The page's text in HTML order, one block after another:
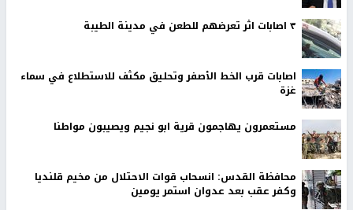
٣ اصابات اثر تعرضهم للطعن في مدينة الطيبة
اصابات قرب الخط الأصفر وتحليق مكثف للاستطلاع في سماء
غزة
مستعمرون يهاجمون قرية ابو نجيم ويصيبون مواطنا
محافظة القدس: انسحاب قوات الاحتلال من مخيم قلنديا
وكفر عقب بعد عدوان استمر يومين